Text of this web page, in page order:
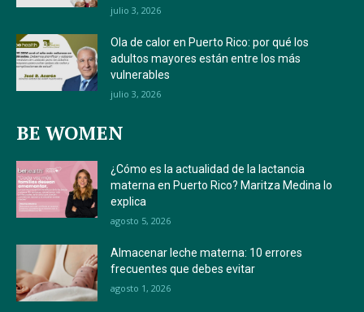
julio 3, 2026
Ola de calor en Puerto Rico: por qué los
adultos mayores están entre los más
vulnerables
julio 3, 2026
BE WOMEN
¿Cómo es la actualidad de la lactancia
materna en Puerto Rico? Maritza Medina lo
explica
agosto 5, 2026
Almacenar leche materna: 10 errores
frecuentes que debes evitar
agosto 1, 2026